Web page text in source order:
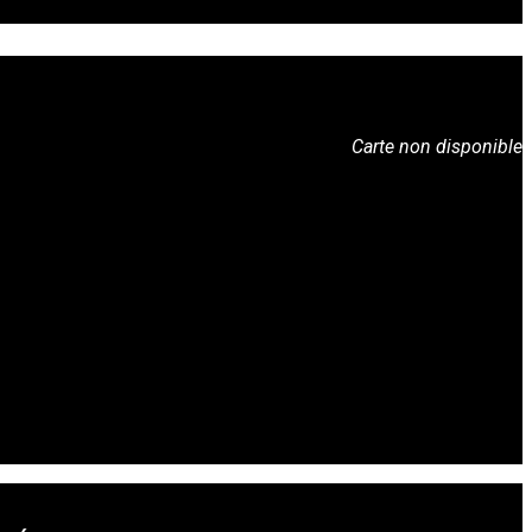
Carte non disponible